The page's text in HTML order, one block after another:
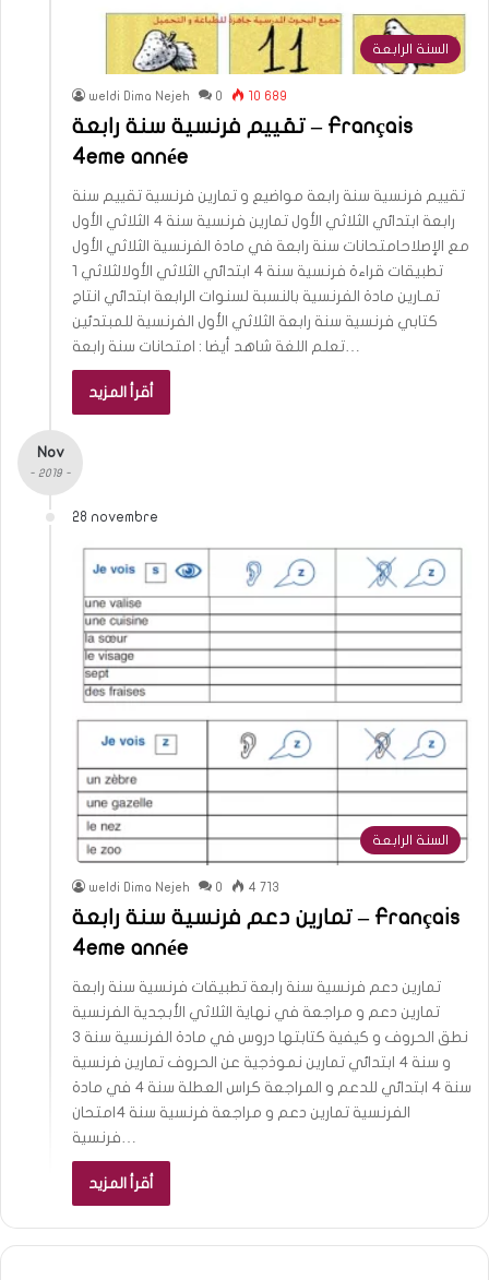
السنة الرابعة
weldi Dima Nejeh 0 10 689
تقييم فرنسية سنة رابعة – Français
4eme année
تقييم فرنسية سنة رابعة مواضيع و تمارين فرنسية تقييم سنة
رابعة ابتدائي الثلاثي الأول تمارين فرنسية سنة 4 الثلاثي الأول
مع الإصلاحامتحانات سنة رابعة في مادة الفرنسية الثلاثي الأول
تطبيقات قراءة فرنسية سنة 4 ابتدائي الثلاثي الأولالثلاثي 1
تمـارين مادة الفرنسية بالنسبة لسنوات الرابعة ابتدائي انتاج
كتابي فرنسية سنة رابعة الثلاثي الأول الفرنسية للمبتدئين
تعلم اللغة شاهد أيضا : امتحانات سنة رابعة…
أقرأ المزيد
Nov
- 2019 -
28 novembre
السنة الرابعة
weldi Dima Nejeh 0 4 713
تمارين دعم فرنسية سنة رابعة – Français
4eme année
تمارين دعم فرنسية سنة رابعة تطبيقات فرنسية سنة رابعة
تمارين دعم و مراجعة في نهاية الثلاثي الأبجدية الفرنسية
نطق الحروف و كيفية كتابتها دروس في مادة الفرنسية سنة 3
و سنة 4 ابتدائي تمارين نموذجية عن الحروف تمارين فرنسية
سنة 4 ابتدائي للدعم و المراجعة كراس العطلة سنة 4 في مادة
الفرنسية تمارين دعم و مراجعة فرنسية سنة 4امتحان
أقرأ المزيد